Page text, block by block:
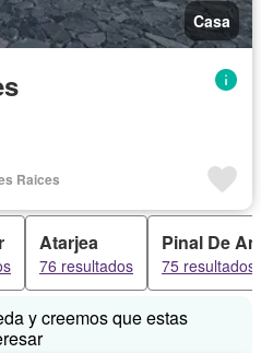
Casa
Raices
Atarjea
76 resultados
Pinal De
75 resultados
y creemos que estas